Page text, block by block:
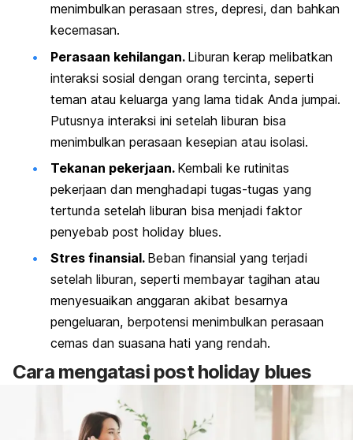
menimbulkan perasaan stres, depresi, dan bahkan
kecemasan.
Perasaan kehilangan. Liburan kerap melibatkan
interaksi sosial dengan orang tercinta, seperti
teman atau keluarga yang lama tidak Anda jumpai.
Putusnya interaksi ini setelah liburan bisa
menimbulkan perasaan kesepian atau isolasi.
Tekanan pekerjaan. Kembali ke rutinitas
pekerjaan dan menghadapi tugas-tugas yang
tertunda setelah liburan bisa menjadi faktor
penyebab post holiday blues.
Stres finansial. Beban finansial yang terjadi
setelah liburan, seperti membayar tagihan atau
menyesuaikan anggaran akibat besarnya
pengeluaran, berpotensi menimbulkan perasaan
cemas dan suasana hati yang rendah.
Cara mengatasi post holiday blues